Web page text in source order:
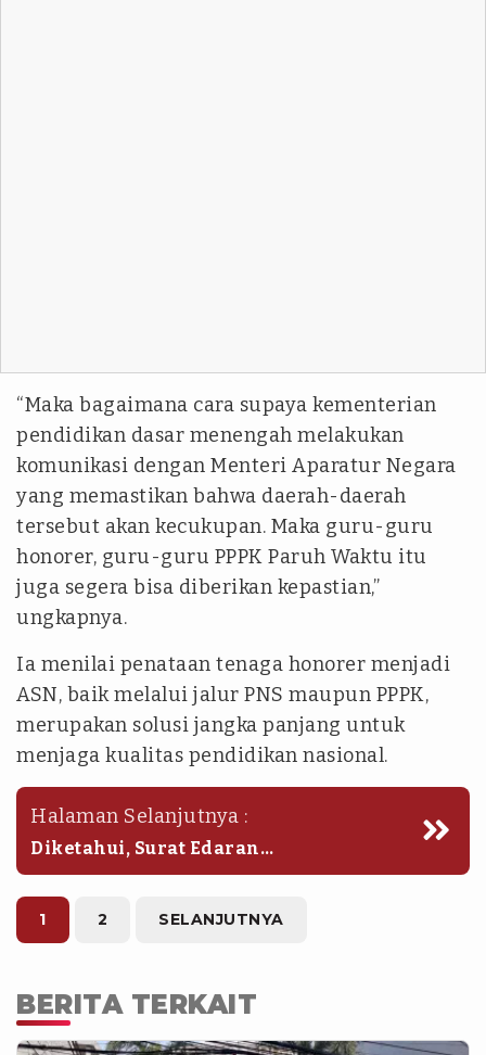
“Maka bagaimana cara supaya kementerian
pendidikan dasar menengah melakukan
komunikasi dengan Menteri Aparatur Negara
yang memastikan bahwa daerah-daerah
tersebut akan kecukupan. Maka guru-guru
honorer, guru-guru PPPK Paruh Waktu itu
juga segera bisa diberikan kepastian,”
ungkapnya.
Ia menilai penataan tenaga honorer menjadi
ASN, baik melalui jalur PNS maupun PPPK,
merupakan solusi jangka panjang untuk
menjaga kualitas pendidikan nasional.
Halaman Selanjutnya :
Diketahui, Surat Edaran
Mendikdasmen Nomor 7 Tahun 2026
yang diteken pada 13 Maret 2026
mengatur penugasan guru non-ASN di
sekolah negeri hingga 31 Desember
1 2 SELANJUTNYA
BERITA TERKAIT